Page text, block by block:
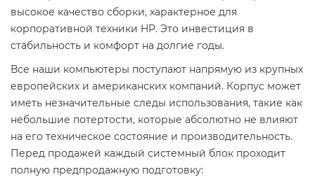
высокое качество сборки, характерное для
корпоративной техники HP. Это инвестиция в
стабильность и комфорт на долгие годы.
Все наши компьютеры поступают напрямую из крупных
европейских и американских компаний. Корпус может
иметь незначительные следы использования, такие как
небольшие потертости, которые абсолютно не влияют
на его техническое состояние и производительность.
Перед продажей каждый системный блок проходит
полную предпродажную подготовку: